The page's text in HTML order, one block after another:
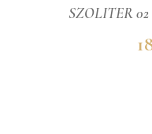
SZOLITER 02